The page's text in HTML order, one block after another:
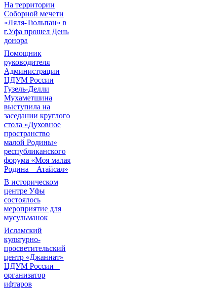
На территории
Соборной мечети
«Ляля-Тюльпан» в
г.Уфа прошел День
донора
Помощник
руководителя
Администрации
ЦДУМ России
Гузель-Делли
Мухаметшина
выступила на
заседании круглого
стола «Духовное
пространство
малой Родины»
республиканского
форума «Моя малая
Родина – Атайсал»
В историческом
центре Уфы
состоялось
мероприятие для
мусульманок
Исламский
культурно-
просветительский
центр «Джаннат»
ЦДУМ России –
организатор
ифтаров